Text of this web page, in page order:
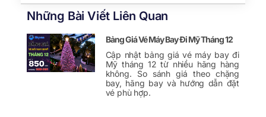
Những Bài Viết Liên Quan
Bảng Giá Vé Máy Bay Đi Mỹ Tháng 12
Cập nhật bảng giá vé máy bay đi
Mỹ tháng 12 từ nhiều hãng hàng
không. So sánh giá theo chặng
bay, hãng bay và hướng dẫn đặt
vé phù hợp.